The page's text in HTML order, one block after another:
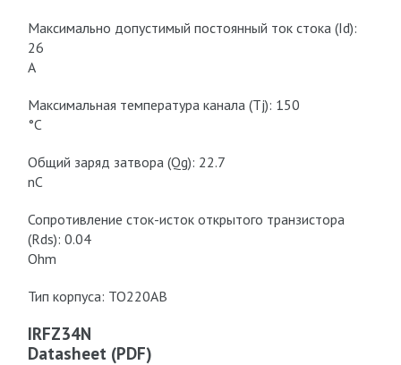
Максимально допустимый постоянный ток стока (Id):
26
A
Максимальная температура канала (Tj): 150
°C
Общий заряд затвора (Qg): 22.7
nC
Сопротивление сток-исток открытого транзистора
(Rds): 0.04
Ohm
Тип корпуса: TO220AB
IRFZ34N
Datasheet (PDF)